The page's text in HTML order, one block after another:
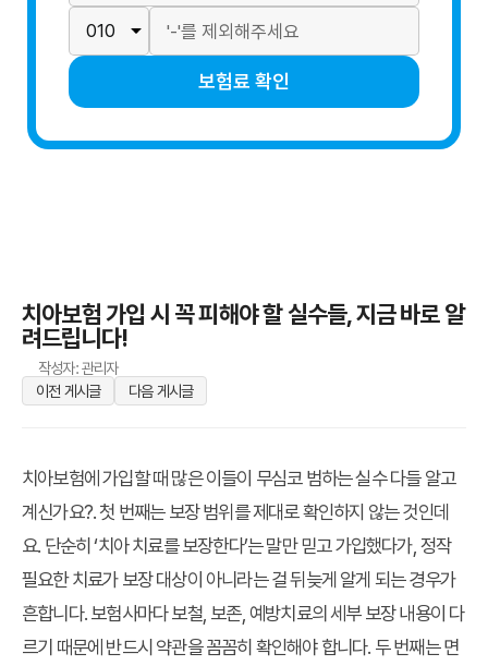
보험료 확인
치아보험 가입 시 꼭 피해야 할 실수들, 지금 바로 알
려드립니다!
작성자: 관리자
이전 게시글
다음 게시글
치아보험에 가입할 때 많은 이들이 무심코 범하는 실수 다들 알고
계신가요?. 첫 번째는 보장 범위를 제대로 확인하지 않는 것인데
요. 단순히 ‘치아 치료를 보장한다’는 말만 믿고 가입했다가, 정작
필요한 치료가 보장 대상이 아니라는 걸 뒤늦게 알게 되는 경우가
흔합니다. 보험사마다 보철, 보존, 예방치료의 세부 보장 내용이 다
르기 때문에 반드시 약관을 꼼꼼히 확인해야 합니다. 두 번째는 면